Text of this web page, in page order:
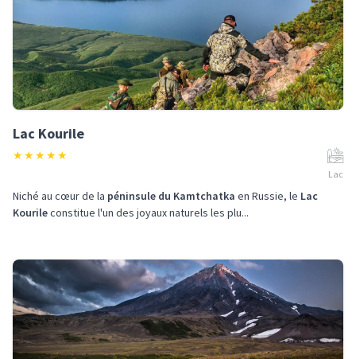
Lac Kourile
★★★★★
Lac
Niché au cœur de la péninsule du Kamtchatka en Russie, le Lac
Kourileconstitue l'un des joyaux naturels les plu...